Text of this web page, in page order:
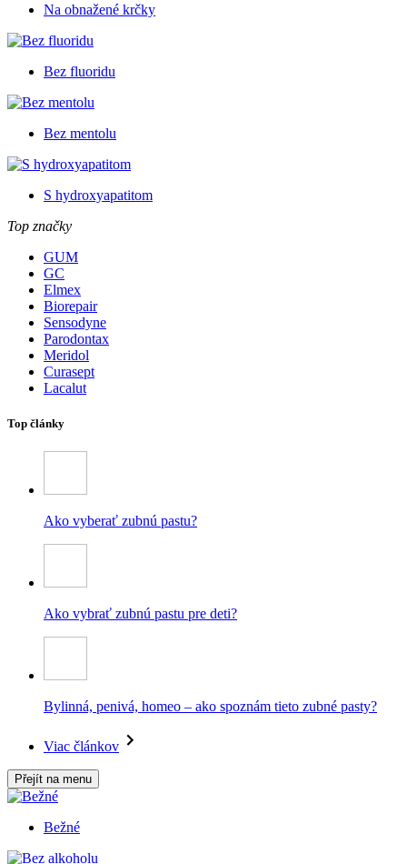
Na obnažené krčky
Bez fluoridu
Bez mentolu
S hydroxyapatitom
Top značky
GUM
GC
Elmex
Biorepair
Sensodyne
Parodontax
Meridol
Curasept
Lacalut
Top články
Ako vyberať zubnú pastu?
Ako vybrať zubnú pastu pre deti?
Bylinná, penivá, homeo – ako spoznám tieto zubné pasty?
Viac článkov
Přejít na menu
Bežné